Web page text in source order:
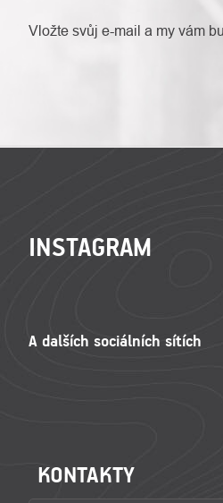
Vložte svůj e-mail a my vám
INSTAGRAM
KONTAKTY